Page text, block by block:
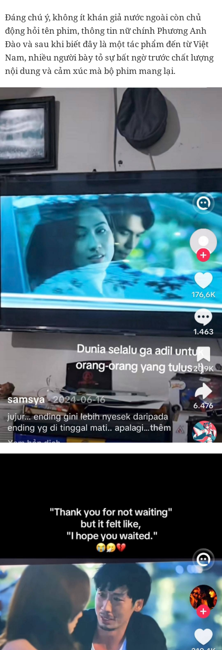
Đáng chú ý, không ít khán giả nước ngoài còn chủ
động hỏi tên phim, thông tin nữ chính Phương Anh
Đào và sau khi biết đây là một tác phẩm đến từ Việt
Nam, nhiều người bày tỏ sự bất ngờ trước chất lượng
nội dung và cảm xúc mà bộ phim mang lại.